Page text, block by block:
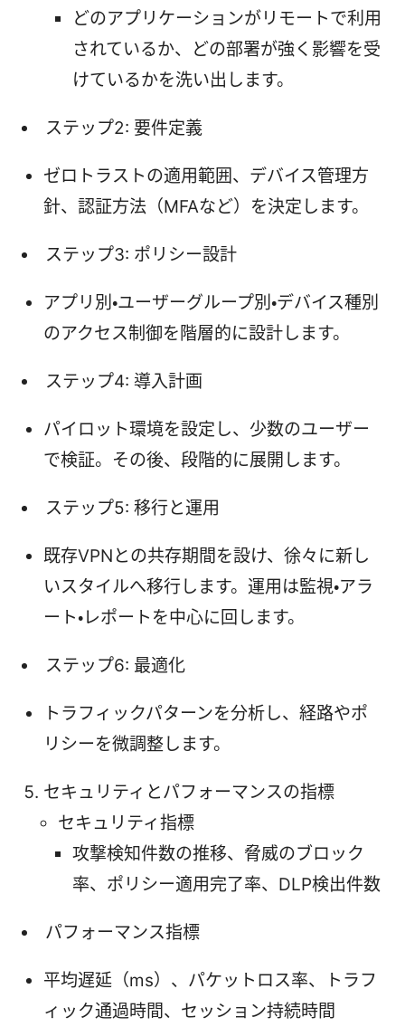
どのアプリケーションがリモートで利用
されているか、どの部署が強く影響を受
けているかを洗い出します。
ステップ2: 要件定義
ゼロトラストの適用範囲、デバイス管理方
針、認証方法（MFAなど）を決定します。
ステップ3: ポリシー設計
アプリ別・ユーザーグループ別・デバイス種別
のアクセス制御を階層的に設計します。
ステップ4: 導入計画
パイロット環境を設定し、少数のユーザー
で検証。その後、段階的に展開します。
ステップ5: 移行と運用
既存VPNとの共存期間を設け、徐々に新し
いスタイルへ移行します。運用は監視・アラ
ート・レポートを中心に回します。
ステップ6: 最適化
トラフィックパターンを分析し、経路やポ
リシーを微調整します。
セキュリティとパフォーマンスの指標
セキュリティ指標
攻撃検知件数の推移、脅威のブロック
率、ポリシー適用完了率、DLP検出件数
パフォーマンス指標
平均遅延（ms）、パケットロス率、トラフ
ィック通過時間、セッション持続時間